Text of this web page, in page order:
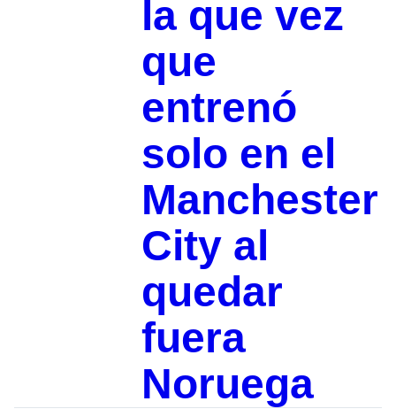
la que vez
que
entrenó
solo en el
Manchester
City al
quedar
fuera
Noruega